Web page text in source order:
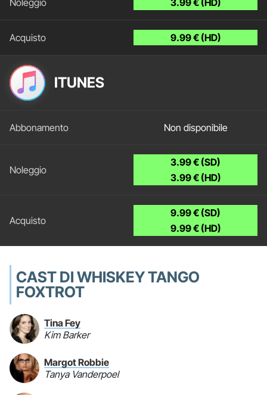
3.99 € (HD)
9.99 € (HD)
ITUNES
Non disponibile
3.99 € (SD)
3.99 € (HD)
9.99 € (SD)
9.99 € (HD)
CAST DI WHISKEY TANGO
FOXTROT
Tina Fey
Kim Barker
Margot Robbie
Tanya Vanderpoel